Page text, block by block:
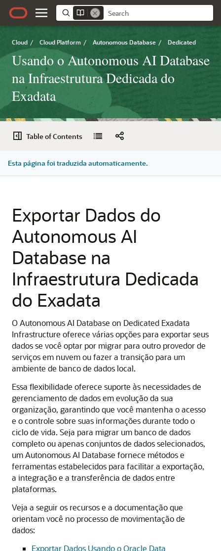
Cloud / Cloud Platform / Autonomous Database / Dedicated
Usando o Autonomous AI Database
na Infraestrutura Dedicada do
Exadata
Table of Contents
Esta página foi traduzida automaticamente.
Exportar Dados do
Autonomous AI
Database na
Infraestrutura Dedicada
do Exadata
O Autonomous AI Database on Dedicated Exadata
Infrastructure oferece várias opções para exportar seus
dados se você optar por migrar para outro provedor de
serviços em nuvem ou fazer a transição para um
ambiente de banco de dados local.
Essa flexibilidade oferece suporte às necessidades de
gerenciamento de dados em evolução da sua
organização, garantindo que você mantenha o acesso
e o controle sobre suas informações durante todo o
ciclo de vida. Seja para migrar um banco de dados
completo ou apenas conjuntos de dados selecionados,
um Autonomous AI Database fornece métodos e
ferramentas estabelecidos para facilitar a exportação,
a integração e a transferência de dados entre
plataformas.
Veja a seguir os recursos e a documentação que
orientam você no processo de movimentação de
dados:
Exportar Dados Usando o Oracle Data